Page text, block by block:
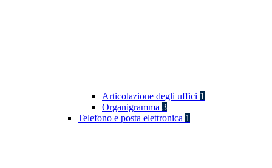
Articolazione degli uffici 1
Organigramma 3
Telefono e posta elettronica 1